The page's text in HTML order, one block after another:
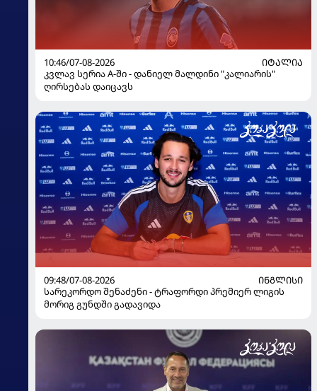
10:46/07-08-2026
ᲘᲢᲐᲚᲘᲐ
კვლავ სერია A-ში - დანიელ მალდინი "კალიარის"
ღირსებას დაიცავს
09:48/07-08-2026
ᲘᲜᲒᲚᲘᲡᲘ
სარეკორდო შენაძენი - ტრაფორდი პრემიერ ლიგის
მორიგ გუნდში გადავიდა